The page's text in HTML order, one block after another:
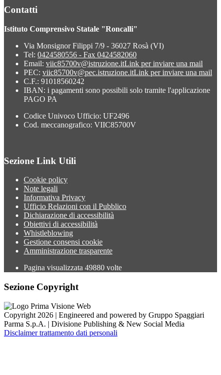
Contatti
Istituto Comprensivo Statale "Roncalli"
Via Monsignor Filippi 7/9 - 36027 Rosà (VI)
Tel: 0424580556 - Fax 0424582060
Email: viic85700v@istruzione.itLink per inviare una mail
PEC: viic85700v@pec.istruzione.itLink per inviare una mail
C.F.: 91018560242
IBAN: i pagamenti sono possibili solo tramite l'applicazione
PAGO PA
Codice Univoco Ufficio: UF2496
Cod. meccanografico: VIIC85700V
Sezione Link Utili
Cookie policy
Note legali
Informativa Privacy
Ufficio Relazioni con il Pubblico
Dichiarazione di accessibilità
Obiettivi di accessibilità
Whistleblowing
Gestione consensi cookie
Amministrazione trasparente
Pagina visualizzata 49880 volte
Sezione Copyright
Copyright 2026 | Engineered and powered by Gruppo Spaggiari
Parma S.p.A. | Divisione Publishing & New Social Media
Disclaimer trattamento dati personali